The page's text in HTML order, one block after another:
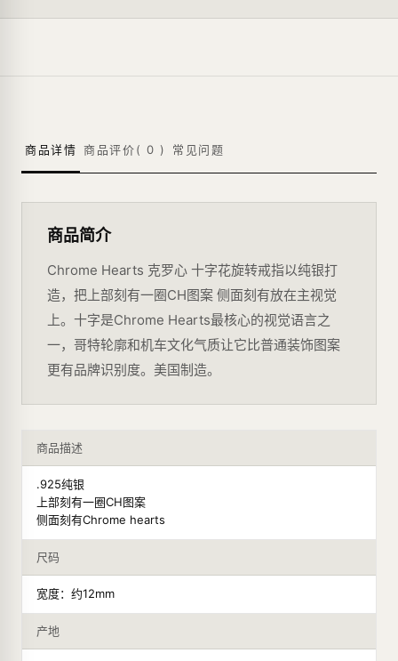
商品详情 商品评价( 0 ) 常见问题
商品简介
Chrome Hearts 克罗心 十字花旋转戒指以纯银打
造，把上部刻有一圈CH图案 侧面刻有放在主视觉
上。十字是Chrome Hearts最核心的视觉语言之
一，哥特轮廓和机车文化气质让它比普通装饰图案
更有品牌识别度。美国制造。
商品描述
.925纯银
上部刻有一圈CH图案
侧面刻有Chrome hearts
尺码
宽度：约12mm
产地